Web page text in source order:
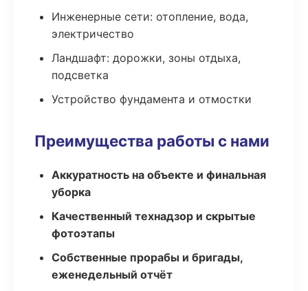
Инженерные сети: отопление, вода,
электричество
Ландшафт: дорожки, зоны отдыха,
подсветка
Устройство фундамента и отмостки
Преимущества работы с нами
Аккуратность на объекте и финальная
уборка
Качественный технадзор и скрытые
фотоэтапы
Собственные прорабы и бригады,
еженедельный отчёт